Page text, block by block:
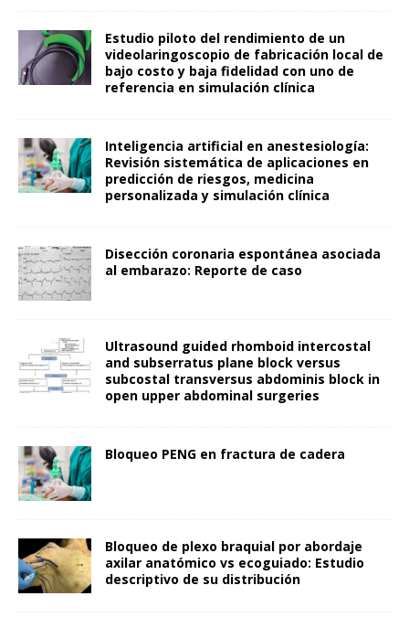
Estudio piloto del rendimiento de un
videolaringoscopio de fabricación local de
bajo costo y baja fidelidad con uno de
referencia en simulación clínica
Inteligencia artificial en anestesiología:
Revisión sistemática de aplicaciones en
predicción de riesgos, medicina
personalizada y simulación clínica
Disección coronaria espontánea asociada
al embarazo: Reporte de caso
Ultrasound guided rhomboid intercostal
and subserratus plane block versus
subcostal transversus abdominis block in
open upper abdominal surgeries
Bloqueo PENG en fractura de cadera
Bloqueo de plexo braquial por abordaje
axilar anatómico vs ecoguiado: Estudio
descriptivo de su distribución